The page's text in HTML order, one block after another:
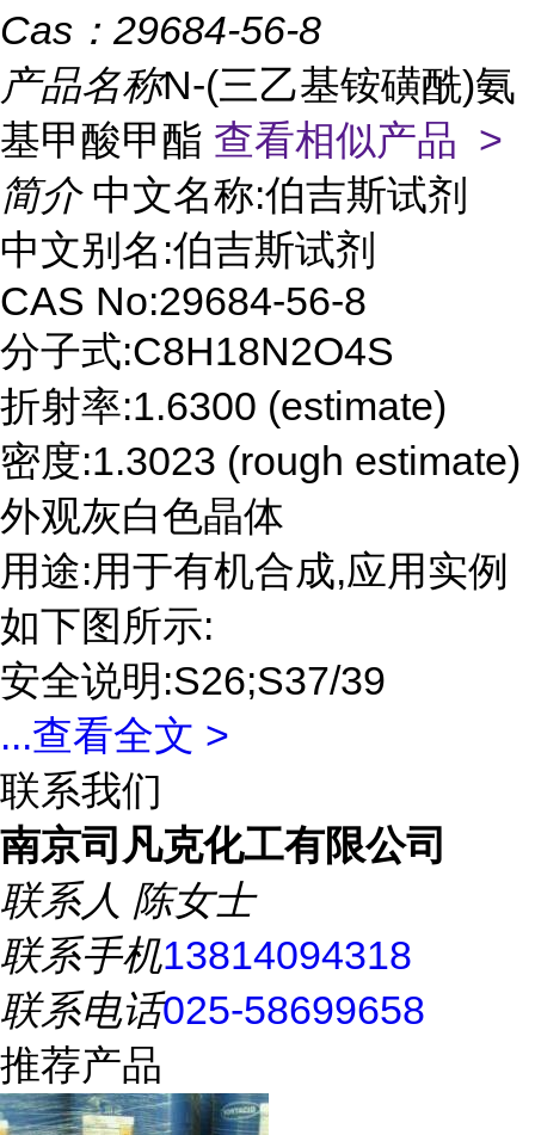
Cas： 29684-56-8
产品名称N-(三乙基铵磺酰)氨
基甲酸甲酯 查看相似产品 >
简介 中文名称:伯吉斯试剂
中文别名:伯吉斯试剂
CAS No:29684-56-8
分子式:C8H18N2O4S
折射率:1.6300 (estimate)
密度:1.3023 (rough estimate)
外观灰白色晶体
用途:用于有机合成,应用实例
如下图所示:
安全说明:S26;S37/39
...查看全文 >
联系我们
南京司凡克化工有限公司
联系人 陈女士
联系手机13814094318
联系电话025-58699658
推荐产品